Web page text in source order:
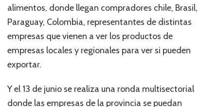
alimentos, donde llegan compradores chile, Brasil,
Paraguay, Colombia, representantes de distintas
empresas que vienen a ver los productos de
empresas locales y regionales para ver si pueden
exportar.
Y el 13 de junio se realiza una ronda multisectorial
donde las empresas de la provincia se puedan